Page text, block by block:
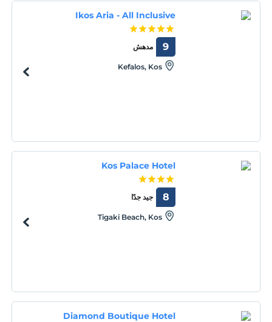
Ikos Aria - All Inclusive
مدهش 9
Kefalos, Kos
Kos Palace Hotel
جيد جدًا 8
Tigaki Beach, Kos
Diamond Boutique Hotel